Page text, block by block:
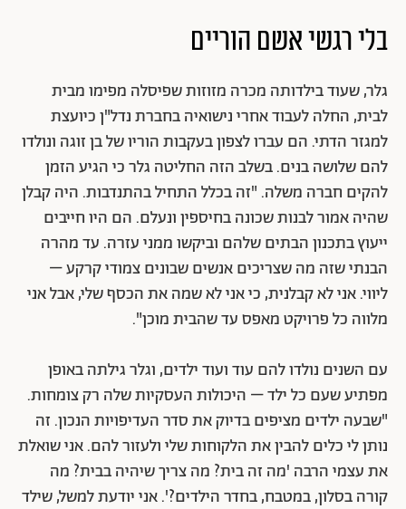
בלי רגשי אשם הוריים
גלר, שעוד בילדותה מכרה מזוזות שפיסלה מפימו מבית
לבית, החלה לעבוד אחרי נישואיה בחברת נדל"ן כיועצת
למגזר הדתי. הם עברו לצפון בעקבות הוריו של בן זוגה ונולדו
להם שלושה בנים. בשלב הזה החליטה גלר כי הגיע הזמן
להקים חברה משלה. "זה בכלל התחיל בהתנדבות. היה קבלן
שהיה אמור לבנות שכונה בחיספין ונעלם. הם היו חייבים
ייעוץ בתכנון הבתים שלהם וביקשו ממני עזרה. עד מהרה
הבנתי שזה מה שצריכים אנשים שבונים צמודי קרקע –
ליווי. אני לא קבלנית, כי אני לא שמה את הכסף שלי, אבל אני
מלווה כל פרויקט מאפס עד שהבית מוכן".
עם השנים נולדו להם עוד ועוד ילדים, וגלר גילתה באופן
מפתיע שעם כל ילד – היכולות העסקיות שלה רק צומחות.
"שבעה ילדים מציפים בדיוק את סדר העדיפויות הנכון. זה
נותן לי כלים להבין את הלקוחות שלי ולעזור להם. אני שואלת
את עצמי הרבה 'מה זה בית? מה צריך שיהיה בבית? מה
קורה בסלון, במטבח, בחדר הילדים?'. אני יודעת למשל, שילד